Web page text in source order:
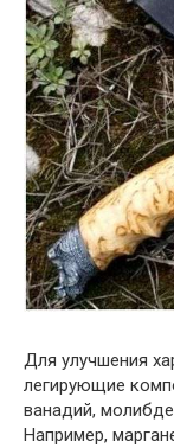
Для улучшения
легирующие
ванадий,
Например,